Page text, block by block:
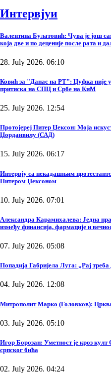
Интервјуи
Валентина Булатовић: Чува је још
која две и по деценије после рата и
28. July 2026. 06:10
Ковић за "Данас на РТ": Џуфка није
притиска на СПЦ и Србе на КиМ
25. July 2026. 12:54
Протојереј Питер Џексон: Моја
Џорданвилу (САД)
15. July 2026. 06:17
Интервју са некадашњим
Питером Џексоном
10. July 2026. 07:01
Александра Карамихалева: Једна
између финансија, фармације и
07. July 2026. 05:08
Попадија Габријела Луга: „Рај
04. July 2026. 12:08
Митрополит Марко (Головков):
03. July 2026. 05:10
Игор Борозан: Уметност је кроз култ
српског бића
02. July 2026. 04:24